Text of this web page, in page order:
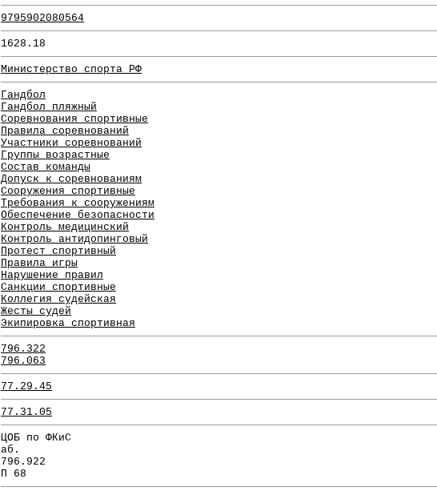
9795902080564
1628.18
Министерство спорта РФ
Гандбол
Гандбол пляжный
Соревнования спортивные
Правила соревнований
Участники соревнований
Группы возрастные
Состав команды
Допуск к соревнованиям
Сооружения спортивные
Требования к сооружениям
Обеспечение безопасности
Контроль медицинский
Контроль антидопинговый
Протест спортивный
Правила игры
Нарушение правил
Санкции спортивные
Коллегия судейская
Жесты судей
Экипировка спортивная
796.322
796.063
77.29.45
77.31.05
ЦОБ по ФКиС
аб.
796.922
П 68